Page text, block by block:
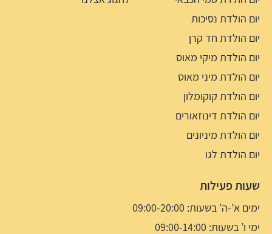
יום הולדת נסיכות
יום הולדת חד קרן
יום הולדת מיקי מאוס
יום הולדת מיני מאוס
יום הולדת קוקומלון
יום הולדת דינוזאורים
יום הולדת מיניונים
יום הולדת לגו
שעות פעילות
ימים א’-ה’ בשעות: 09:00-20:00
ימי ו’ בשעות: 09:00-14:00